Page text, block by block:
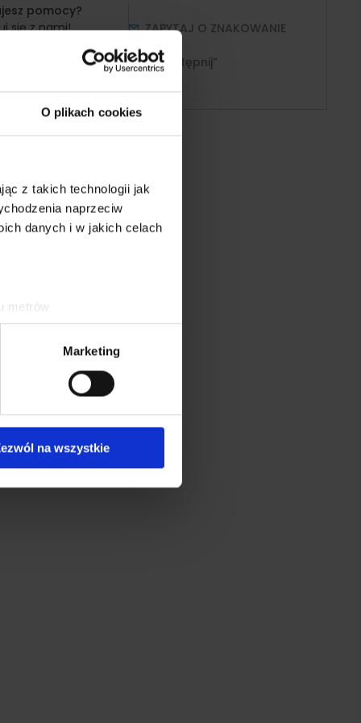
O plikach cookies
z takich technologii jak
naprzeciw
danych i w jakich celach
metrów
(fingerprinting, czyli
preferencje wsekcji
i analizować
od Ciebie lub
Marketing
na wszystkie
pomocy?
się z nami!
ZAPYTAJ O ZNAKOWANIE
„Udostępnij”